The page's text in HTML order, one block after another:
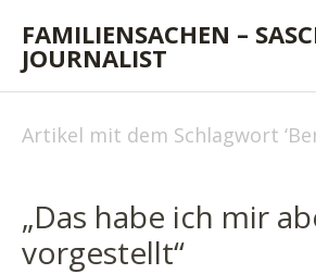
FAMILIENSACHEN –
JOURNALIST
Artikel mit dem Schlagwort ‘
„Das habe ich mir
vorgestellt“